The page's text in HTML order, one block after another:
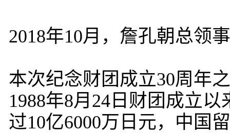
2018年10月，詹孔朝总领
本次纪念财团成立30周年
1988年8月24日财团成立
过10亿6000万日元，中国